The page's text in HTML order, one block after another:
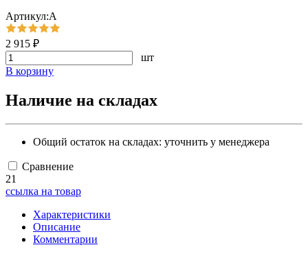
Артикул:А
2 915 ₽
шт
В корзину
Наличие на складах
Общий остаток на складах: уточнить у менеджера
Сравнение
21
ссылка на товар
Характеристики
Описание
Комментарии